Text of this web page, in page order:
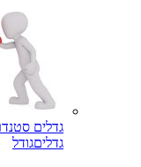
גדלים
גדליםגודל